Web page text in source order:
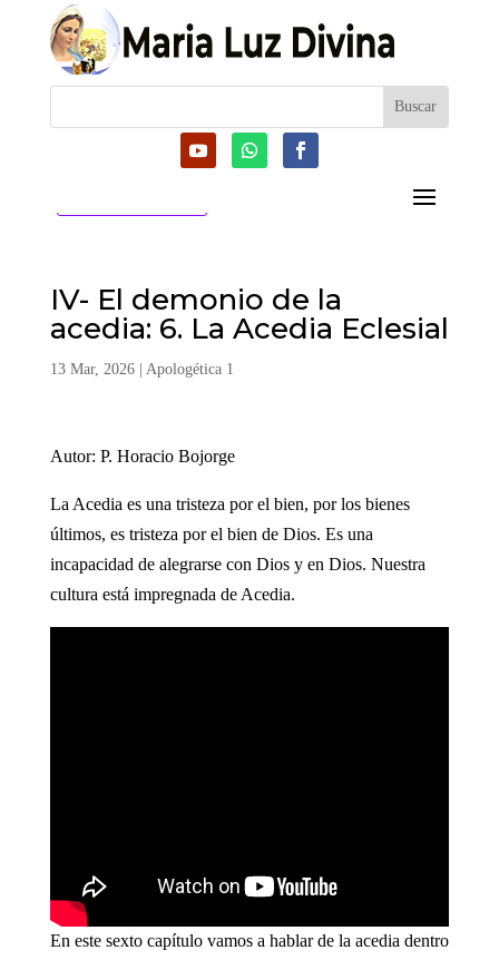
IV- El demonio de la
acedia: 6. La Acedia Eclesial
13 Mar, 2026| Apologética 1
Autor: P. Horacio Bojorge
La Acedia es una tristeza por el bien, por los bienes
últimos, es tristeza por el bien de Dios. Es una
incapacidad de alegrarse con Dios y en Dios. Nuestra
cultura está impregnada de Acedia.
En este sexto capítulo vamos a hablar de la acedia dentro